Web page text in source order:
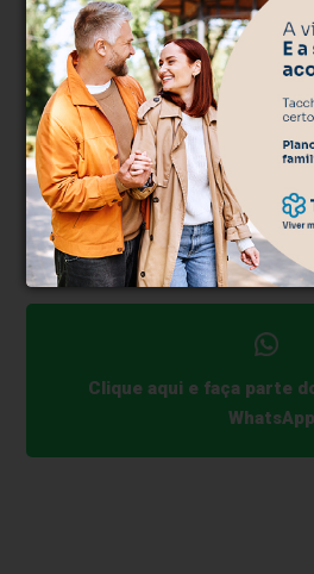
Considerada a maior feira
semestre do Rio Grande do Sul,
realizada pela Seapi e pela
copromoção da Febrac, da
Trabalhadores na Agricultura no
(Fetag-RS), da Farsul e da
Texto: Ascom Gadolando e Seapi
Edição: Secom
Clique aqui e faça parte
WhatsApp